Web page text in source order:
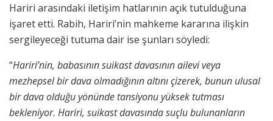
Hariri arasındaki iletişim hatlarının açık tutulduğuna
işaret etti. Rabih, Hariri’nin mahkeme kararına ilişkin
sergileyeceği tutuma dair ise şunları söyledi:
“Hariri’nin, babasının suikast davasının ailevi veya
mezhepsel bir dava olmadığının altını çizerek, bunun ulusal
bir dava olduğu yönünde tansiyonu yüksek tutması
bekleniyor. Hariri, suikast davasında suçlu bulunanların